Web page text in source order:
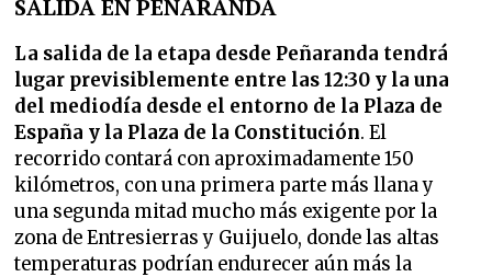
SALIDA EN PEÑARANDA
La salida de la etapa desde Peñaranda tendrá
lugar previsiblemente entre las 12:30 y la una
del mediodía desde el entorno de la Plaza de
España y la Plaza de la Constitución. El
recorrido contará con aproximadamente 150
kilómetros, con una primera parte más llana y
una segunda mitad mucho más exigente por la
zona de Entresierras y Guijuelo, donde las altas
temperaturas podrían endurecer aún más la